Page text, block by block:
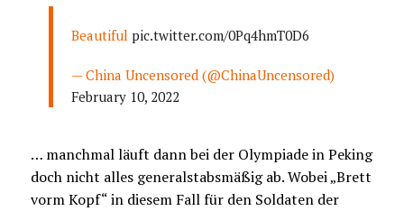
Beautiful pic.twitter.com/0Pq4hmT0D6
— China Uncensored (@ChinaUncensored)
February 10, 2022
… manchmal läuft dann bei der Olympiade in Peking
doch nicht alles generalstabsmäßig ab. Wobei „Brett
vorm Kopf“ in diesem Fall für den Soldaten der